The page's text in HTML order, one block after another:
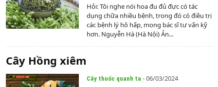
Hỏi: Tôi nghe nói hoa đu đủ đực có tác
dụng chữa nhiều bệnh, trong đó có điều trị
các bệnh lý hô hấp, mong bác sĩ tư vấn kỹ
hơn. Nguyễn Hà (Hà Nội) Ản...
Cây Hồng xiêm
Cây thuốc quanh ta - 06/03/2024